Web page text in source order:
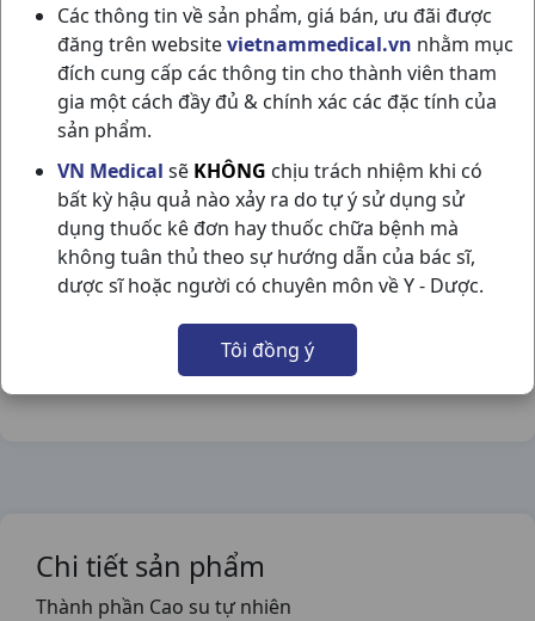
Các thông tin về sản phẩm, giá bán, ưu đãi được
đăng trên websitevietnammedical.vn nhằm mục
đích cung cấp các thông tin cho thành viên tham
gia một cách đầy đủ & chính xác các đặc tính của
sản phẩm.
VN Medical sẽ KHÔNG chịu trách nhiệm khi có
bất kỳ hậu quả nào xảy ra do tự ý sử dụng sử
dụng thuốc kê đơn hay thuốc chữa bệnh mà
không tuân thủ theo sự hướng dẫn của bác sĩ,
dược sĩ hoặc người có chuyên môn về Y - Dược.
Tôi đồng ý
BCS MICHIO H144CÁI JAPAN
NSX:Japan
Nhóm hàng:Trang Thiết Bị Y Tế,
Chia sẻ qua mạng xã hội:
Chi tiết sản phẩm
Thành phần Cao su tự nhiên